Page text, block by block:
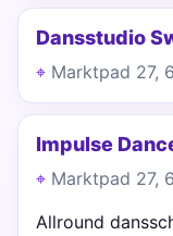
Dansstudio
Marktpad 27,
Impulse
Marktpad 27,
Allround